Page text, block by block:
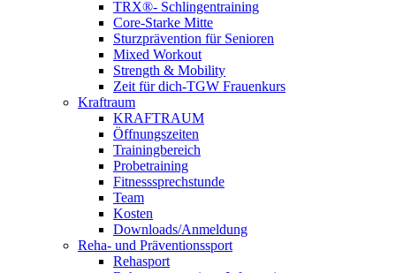
TRX®- Schlingentraining
Core-Starke Mitte
Sturzprävention für Senioren
Mixed Workout
Strength & Mobility
Zeit für dich-TGW Frauenkurs
Kraftraum
KRAFTRAUM
Öffnungszeiten
Trainingbereich
Probetraining
Fitnesssprechstunde
Team
Kosten
Downloads/Anmeldung
Reha- und Präventionssport
Rehasport